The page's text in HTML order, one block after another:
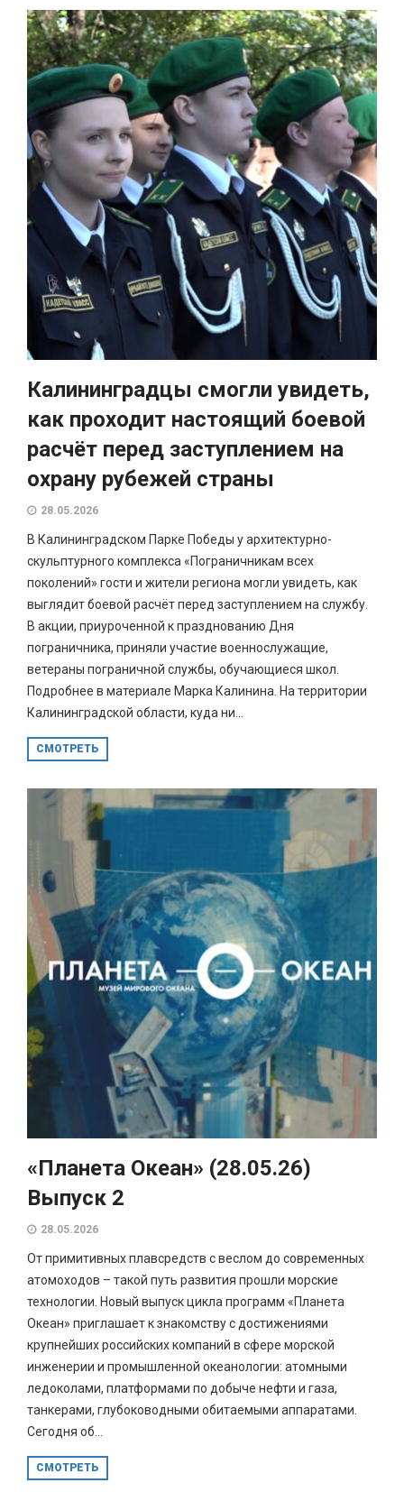
Калининградцы смогли увидеть,
как проходит настоящий боевой
расчёт перед заступлением на
охрану рубежей страны
28.05.2026
В Калининградском Парке Победы у архитектурно-
скульптурного комплекса «Пограничникам всех
поколений» гости и жители региона могли увидеть, как
выглядит боевой расчёт перед заступлением на службу.
В акции, приуроченной к празднованию Дня
пограничника, приняли участие военнослужащие,
ветераны пограничной службы, обучающиеся школ.
Подробнее в материале Марка Калинина. На территории
Калининградской области, куда ни...
СМОТРЕТЬ
«Планета Океан» (28.05.26)
Выпуск 2
28.05.2026
От примитивных плавсредств с веслом до современных
атомоходов – такой путь развития прошли морские
технологии. Новый выпуск цикла программ «Планета
Океан» приглашает к знакомству с достижениями
крупнейших российских компаний в сфере морской
инженерии и промышленной океанологии: атомными
ледоколами, платформами по добыче нефти и газа,
танкерами, глубоководными обитаемыми аппаратами.
Сегодня об...
СМОТРЕТЬ